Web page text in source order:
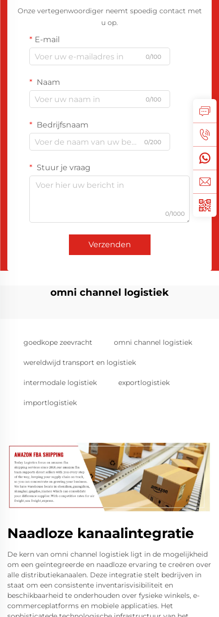
Onze vertegenwoordiger neemt spoedig contact met
u op.
E-mail
0/100
Naam
0/100
Bedrijfsnaam
0/200
Stuur je vraag
0/1000
Verzenden
omni channel logistiek
goedkope zeevracht omni channel logistiek
wereldwijd transport en logistiek
intermodale logistiek exportlogistiek
importlogistiek
Naadloze kanaalintegratie
De kern van omni channel logistiek ligt in de mogelijkheid
om een geïntegreerde en naadloze ervaring te creëren over
alle distributiekanaalen. Deze integratie stelt bedrijven in
staat om een consistente inventarisvisibiliteit en
beschikbaarheid te onderhouden over fysieke winkels, e-
commerceplatforms en mobiele applicaties. Het